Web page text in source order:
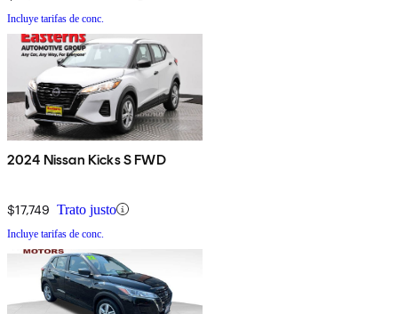
Incluye tarifas de conc.
2024 Nissan Kicks S FWD
$17,749 Trato justo
Incluye tarifas de conc.